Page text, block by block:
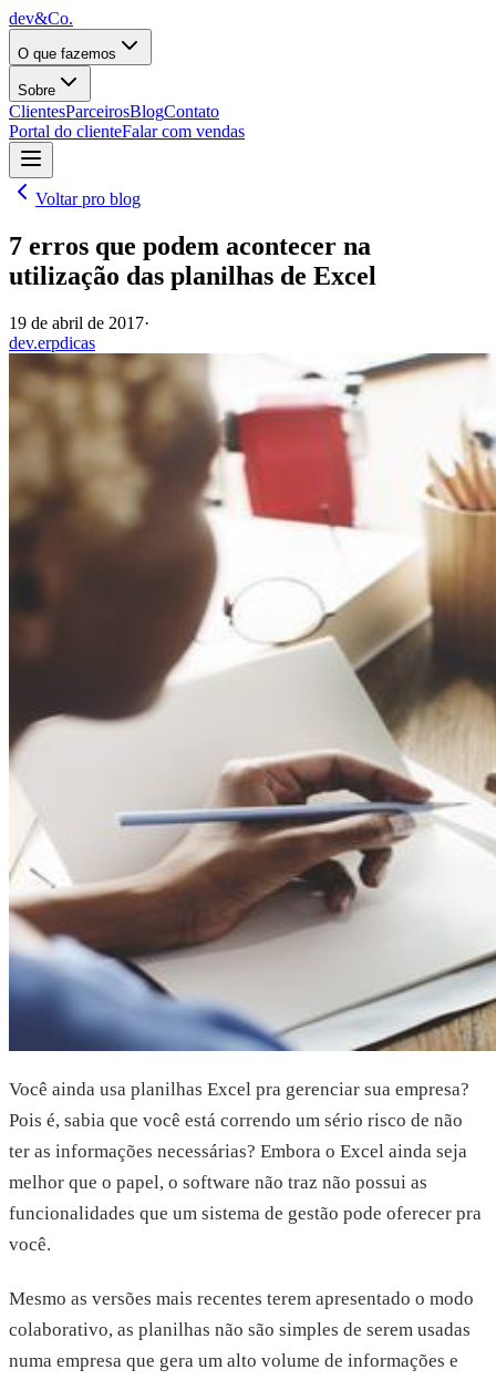
dev&Co.
O que fazemos
Sobre
ClientesParceirosBlogContato
Portal do clienteFalar com vendas
Voltar pro blog
7 erros que podem acontecer na
utilização das planilhas de Excel
19 de abril de 2017·
dev.erpdicas
Você ainda usa planilhas Excel pra gerenciar sua empresa?
Pois é, sabia que você está correndo um sério risco de não
ter as informações necessárias? Embora o Excel ainda seja
melhor que o papel, o software não traz não possui as
funcionalidades que um sistema de gestão pode oferecer pra
você.
Mesmo as versões mais recentes terem apresentado o modo
colaborativo, as planilhas não são simples de serem usadas
numa empresa que gera um alto volume de informações e